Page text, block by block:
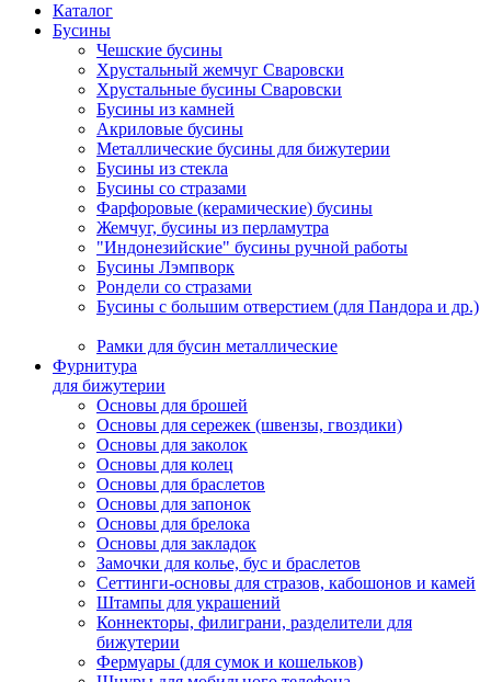
Каталог
Бусины
Чешские бусины
Хрустальный жемчуг Сваровски
Хрустальные бусины Сваровски
Бусины из камней
Акриловые бусины
Металлические бусины для бижутерии
Бусины из стекла
Бусины со стразами
Фарфоровые (керамические) бусины
Жемчуг, бусины из перламутра
"Индонезийские" бусины ручной работы
Бусины Лэмпворк
Рондели со стразами
Бусины с большим отверстием (для Пандора и др.)
Рамки для бусин металлические
Фурнитура
для бижутерии
Основы для брошей
Основы для сережек (швензы, гвоздики)
Основы для заколок
Основы для колец
Основы для браслетов
Основы для запонок
Основы для брелока
Основы для закладок
Замочки для колье, бус и браслетов
Сеттинги-основы для стразов, кабошонов и камей
Штампы для украшений
Коннекторы, филиграни, разделители для
бижутерии
Фермуары (для сумок и кошельков)